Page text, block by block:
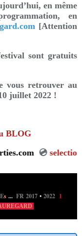
en même
en
[Attention
sont gratuits
vous retrouver au
juillet 2022 !
BLOG
💿
s...FR 2017•2022 1